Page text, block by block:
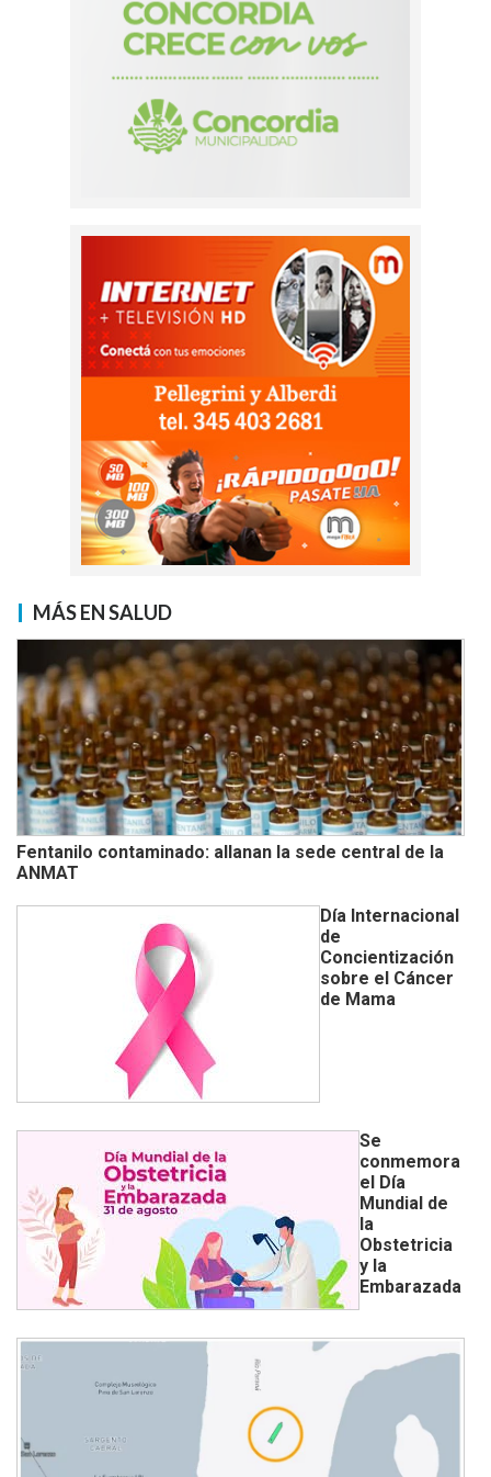
MÁS EN SALUD
Fentanilo contaminado: allanan la sede central de la
ANMAT
Día Internacional
de
Concientización
sobre el Cáncer
de Mama
Se
conmemora
el Día
Mundial de
la
Obstetricia
y la
Embarazada